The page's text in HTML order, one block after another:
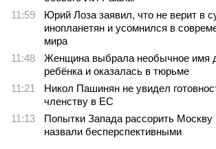
Земля уже не раз показывала
нрав – когда покажет снова?
Земля уже не раз показывала человечеству свой
покажет снова? (фото: АР-